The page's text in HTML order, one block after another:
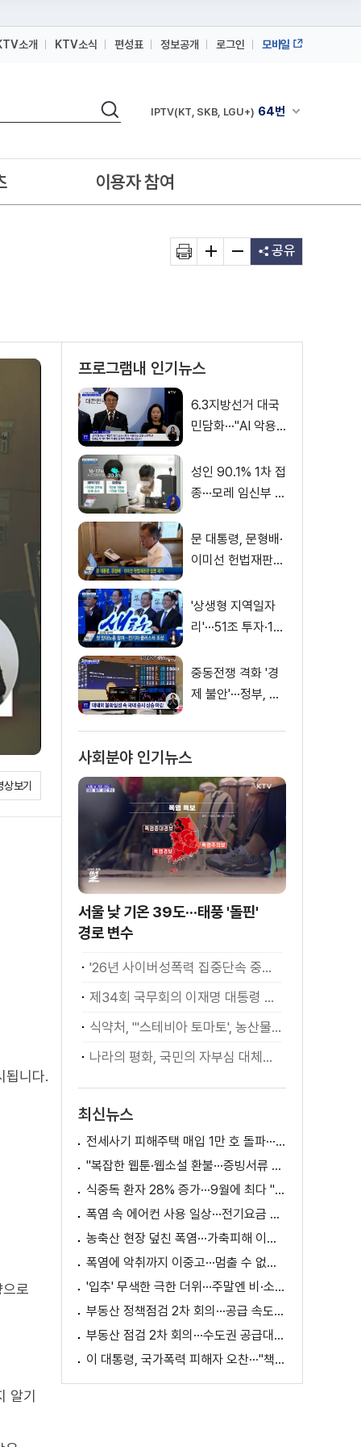
소개 KTV소식 편성표 정보공개 로그인 모바일
검색 채널안내 펼쳐
IPTV(KT, SKB, LGU+) 64번
IPTV(KT, SKB, LGU+)
이용자 참여
공유
보기
됩니다.
로
알기
프로그램내 인기뉴스
6.3지방선거 대국
민담화···"AI 악용
성인 90.1% 1차 접
종···모레 임신부 사
문 대통령, 문형배·
이미선 헌법재판관
'상생형 지역일자
리'···51조 투자·13
중동전쟁 격화 '경
제 불안'···정부, 금
소화
사회분야 인기뉴스
서울 낮 기온 39도···태풍 '돌핀'
경로 변수
'26년 사이버성폭력 집중단속 중간성과 발표···향후 추진계획은?
제34회 국무회의 이재명 대통령 모두발언
식약처, "'스테비아 토마토', 농산물 아닌 가공식품"
나라의 평화, 국민의 자부심 대체불가 대한민국 이재명 대통령 모두말씀
최신뉴스
전세사기 피해주택 매입 1만 호 돌파···피해 지원 속도
"복잡한 웹툰·웹소설 환불···증빙서류 요구까지"
식중독 환자 28% 증가···9월에 최다 "입추 방심 금물"
폭염 속 에어컨 사용 일상···전기요금 줄이려면?
농축산 현장 덮친 폭염···가축피해 이틀 새 28만 마리↑
폭염에 악취까지 이중고···멈출 수 없는 필수노동
'입추' 무색한 극한 더위···주말엔 비·소나기
부동산 정책점검 2차 회의···공급 속도전 본격화하나
부동산 점검 2차 회의···수도권 공급대책 논의
이 대통령, 국가폭력 피해자 오찬···"책임지고 치유"